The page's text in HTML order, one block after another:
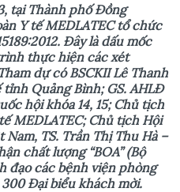
tại Thành phố Đồng
Y tế MEDLATEC tổ chức
Đây là dấu mốc
thực hiện các xét
dự có BSCKII Lê Thanh
tỉnh Quảng Bình; GS. AHLĐ
hội khóa 14, 15; Chủ tịch
MEDLATEC; Chủ tịch Hội
TS. Trần Thị Thu Hà –
chất lượng “BOA” (Bộ
đạo các bệnh viện phòng
Đại biểu khách mời.